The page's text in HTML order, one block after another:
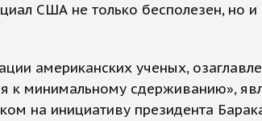
США не только бесполезен, но
американских ученых,
к минимальному сдерживанию»,
на инициативу президента